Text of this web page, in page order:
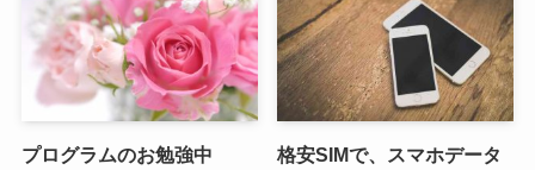
プログラムのお勉強中
格安SIMで、スマホデータ